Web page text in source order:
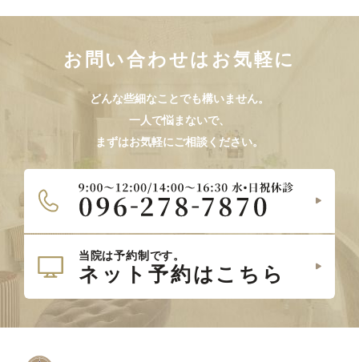
お問い合わせはお気軽に
どんな些細なことでも構いません。
一人で悩まないで、
まずはお気軽にご相談ください。